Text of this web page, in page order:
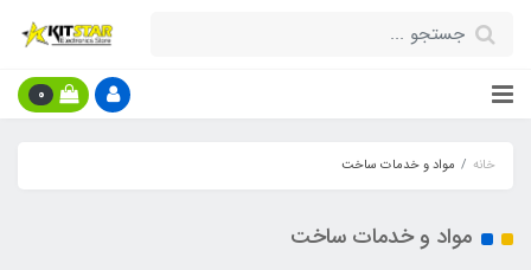
0
خانه مواد و خدمات ساخت
مواد و خدمات ساخت